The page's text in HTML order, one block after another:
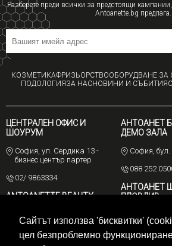
Сайтът използва 'бисквитки'
цел безпроблемно
Разберете преди всички за предстоящи
Antoanette.bg предлага.
КОЗМЕТИКАФРИЗЬОРСТВООБОРУДВАНЕ ЗА
ПОДОЛОГИЯЗА НАСНОВИНИ И СЪБИТИЯ
ЦЕНТРАЛЕН ОФИС И
ШОУРУМ
София, ул. Сердика 13 -
бизнес център партер
02/ 9863334
ANTOANETTE BEAUTY
София, бул. Ал.
Стамболийски 84-86, ет. 9,
офис 48 /На ъгъла с улица
АНТОАНЕТ
ДЕМО ЗАЛА
София,
088 252
АНТОАНЕТ
ПЛОВДИВ
Пловдив,
Веркович 4
0885551367